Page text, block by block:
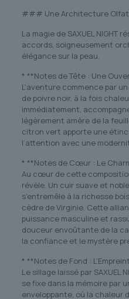
### Une Architecture
La magie de SAXUEL NIGHT
accords, soigneusement
élégance sur la peau.
* **Notes de Tête : Une
L’aventure commence par
de poivre noir, à la fois
immédiatement,
légèrement amère de la
citron vert apporte une
l’attention avec une
* **Notes de Cœur : Le
Au cœur de cette
révèle. Un cuir suave et
s’entremêle à la richesse
cèdre de Virginie. Cette
puissance masculine et
douceur envoûtante de la
la confiance et le mystère
* **Notes de Fond :
Le sillage laissé par SAXUEL
se fixe dans la mémoire par
enveloppante, où la chaleur